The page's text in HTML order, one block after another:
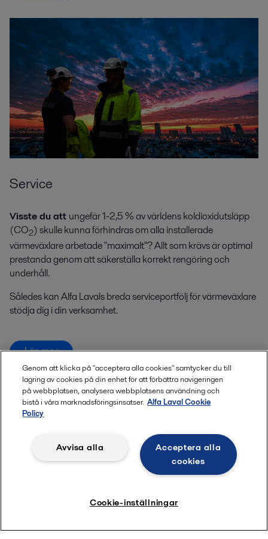
Service
Visste du att ungefär 1-2,5 % av världens koldioxidutsläpp
(CO2) skulle kunna förhindras om alla installerade
värmeväxlare arbetade "maximalt"? Allt som krävs är optimal
prestanda genom att säkerställa korrekt rengöring och
underhåll.
Således kan Alfa Lavals breda serviceportfölj för värmeväxlare
stödja dig i din verksamhet.
Läs mer
Genom att klicka på "acceptera alla cookies" samtycker du till
lagring av cookies på din enhet för att förbättra navigeringen
på webbplatsen, analysera webbplatsens användning och
bistå i våra marknadsföringsinsatser. Alfa Laval Cookie
Policy
Acceptera alla
cookies
Avvisa alla
Cookie-inställningar